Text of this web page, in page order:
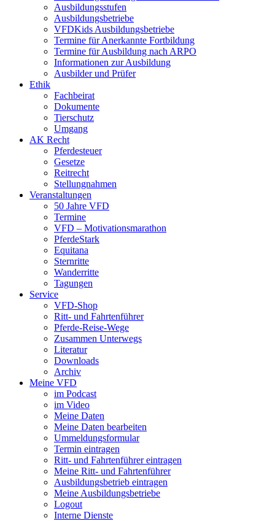
Ausbildungsstufen
Ausbildungsbetriebe
VFDKids Ausbildungsbetriebe
Termine für Anerkannte Fortbildung
Termine für Ausbildung nach ARPO
Informationen zur Ausbildung
Ausbilder und Prüfer
Ethik
Fachbeirat
Dokumente
Tierschutz
Umgang
AK Recht
Pferdesteuer
Gesetze
Reitrecht
Stellungnahmen
Veranstaltungen
50 Jahre VFD
Termine
VFD – Motivationsmarathon
PferdeStark
Equitana
Sternritte
Wanderritte
Tagungen
Service
VFD-Shop
Ritt- und Fahrtenführer
Pferde-Reise-Wege
Zusammen Unterwegs
Literatur
Downloads
Archiv
Meine VFD
im Podcast
im Video
Meine Daten
Meine Daten bearbeiten
Ummeldungsformular
Termin eintragen
Ritt- und Fahrtenführer eintragen
Meine Ritt- und Fahrtenführer
Ausbildungsbetrieb eintragen
Meine Ausbildungsbetriebe
Logout
Interne Dienste